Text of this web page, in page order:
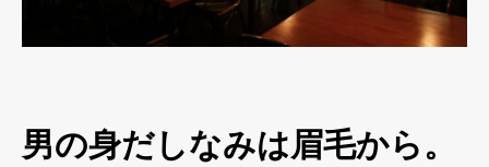
男の身だしなみは眉毛から。